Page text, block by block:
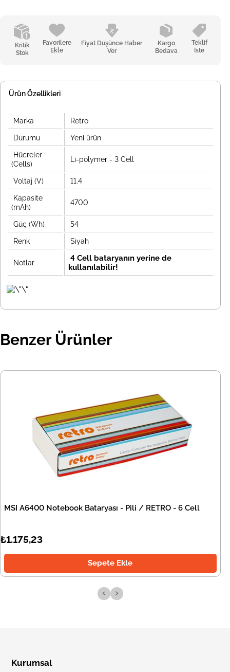
Kritik
Stok
Favorilere
Ekle
Fiyat Düşünce Haber
Ver
Kargo
Bedava
Teklif
İste
Ürün Özellikleri
Marka Retro
Durumu Yeni ürün
Hücreler
(Cells)
Li-polymer - 3 Cell
Voltaj (V) 11.4
Kapasite
(mAh)
4700
Güç (Wh) 54
Renk Siyah
Notlar
4 Cell bataryanın yerine de
kullanılabilir!
Benzer Ürünler
MSI A6400 Notebook Bataryası - Pili / RETRO - 6 Cell
₺1.175,23
Sepete Ekle
‹ ›
Kurumsal